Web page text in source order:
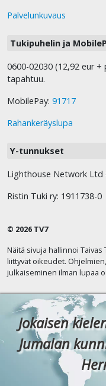
Palvelunkuvaus
Tukipuhelin ja
0600-02030 (12,92 eur
tapahtuu.
MobilePay: 91717
Rahankeräyslupa
Y-tunnukset
Lighthouse Network Ltd
Ristin Tuki ry: 1911738-0
© 2026 TV7
Näitä sivuja hallinnoi
liittyvät oikeudet.
julkaiseminen ilman lupaa
Jokaisen
Jumalan